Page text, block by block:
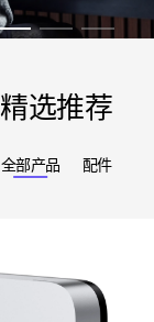
精选推荐
全部产品 配件